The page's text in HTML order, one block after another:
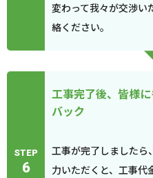
変わって我々が交渉い
絡ください。
STEP
6
工事完了後、皆様
バック
工事が完了しましたら
力いただくと、工事代